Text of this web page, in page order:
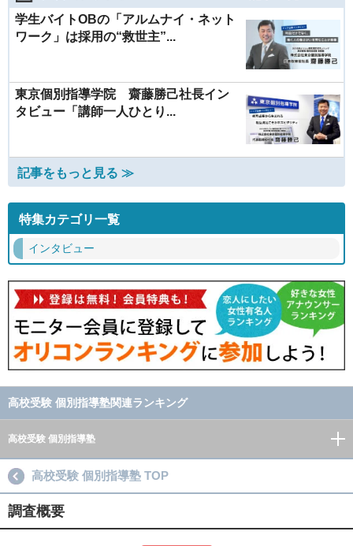
学生バイトOBの「アルムナイ・ネット
ワーク」は採用の“救世主”...
東京個別指導学院 齋藤勝己社長イン
タビュー「講師一人ひとり...
記事をもっと見る ≫
特集カテゴリ一覧
インタビュー
高校受験 個別指導塾関連ランキング
高校受験 個別指導塾
高校受験 個別指導塾 TOP
調査概要